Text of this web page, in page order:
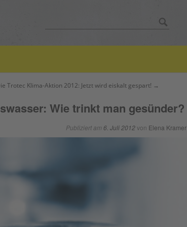
Trotec Klima-Aktion 2012: Jetzt wird eiskalt gespart! →
Wie trinkt man gesünder?
Publiziert am 6. Juli 2012von Elena Kramer